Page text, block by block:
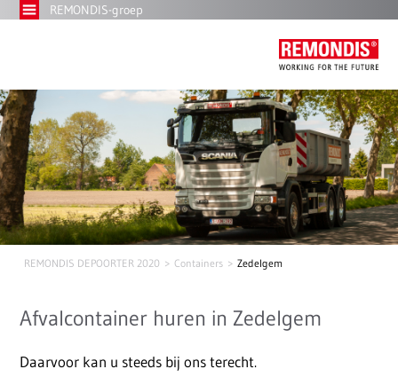
REMONDIS-groep
REMONDIS DEPOORTER 2020 Containers Zedelgem
Afvalcontainer huren in Zedelgem
Daarvoor kan u steeds bij ons terecht.